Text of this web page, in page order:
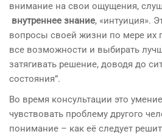
внимание на свои ощущения,
внутреннее знание, «интуиция».
вопросы своей жизни по мере их
все возможности и выбирать
затягивать решение, доводя до
состояния”.
Во время консультации это
чувствовать проблему другого
понимание – как её следует